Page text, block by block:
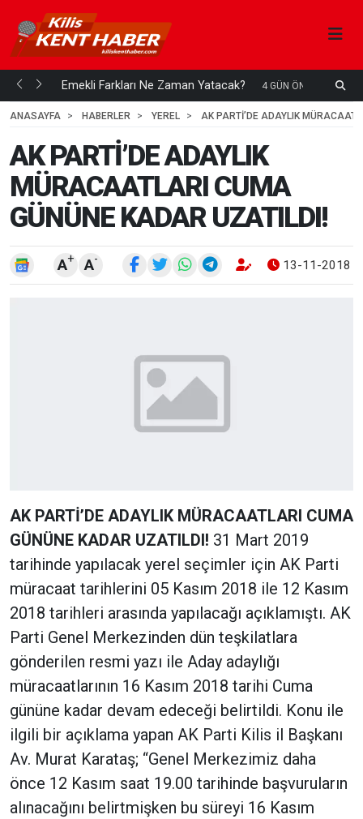
mi... Emekli Farkları Ne Zaman Yatacak? 4 GÜN ÖNCE
ANASAYFA
HABERLER YEREL AK PARTİ’DE ADAYLIK
AK PARTİ’DE ADAYLIK
MÜRACAATLARI CUMA
GÜNÜNE KADAR UZATILDI!
A+ A- 13-11-2018
AK PARTİ’DE ADAYLIK MÜRACAATLARI CUMA
GÜNÜNE KADAR UZATILDI! 31 Mart 2019
tarihinde yapılacak yerel seçimler için AK Parti
müracaat tarihlerini 05 Kasım 2018 ile 12 Kasım
2018 tarihleri arasında yapılacağı açıklamıştı. AK
Parti Genel Merkezinden dün teşkilatlara
gönderilen resmi yazı ile Aday adaylığı
müracaatlarının 16 Kasım 2018 tarihi Cuma
gününe kadar devam edeceği belirtildi. Konu ile
ilgili bir açıklama yapan AK Parti Kilis il Başkanı
Av. Murat Karataş; “Genel Merkezimiz daha
önce 12 Kasım saat 19.00 tarihinde başvuruların
alınacağını belirtmişken bu süreyi 16 Kasım